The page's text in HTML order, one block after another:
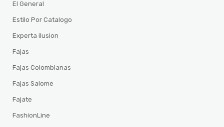
El General
Estilo Por Catalogo
Experta ilusion
Fajas
Fajas Colombianas
Fajas Salome
Fajate
FashionLine